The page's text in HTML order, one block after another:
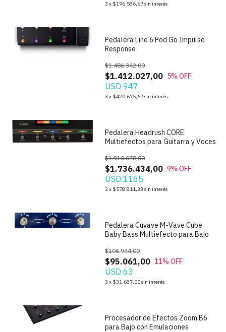
3 x $196.586,67sin interés
Pedalera Line 6 Pod Go Impulse
Response
$1.412.027,00
$1.486.342,00
5% OFF
USD 947
3 x $470.675,67sin interés
Pedalera Headrush CORE
Multiefectos para Guitarra y Voces
$1.736.434,00
$1.910.078,00
9% OFF
USD 1165
3 x $578.811,33 sin interés
Pedalera Cuvave M-Vave Cube
Baby Bass Multiefecto para Bajo
$95.061,00
$106.944,00
11% OFF
USD 63
3 x $31.687,00sin interés
Procesador de Efectos Zoom B6
para Bajo con Emulaciones